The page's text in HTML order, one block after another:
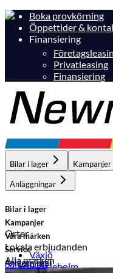
Boka provkörning
Öppettider &
Finansiering
Privatleasing
Finansiering
Bilar i lager Kampanjer
Anläggningar
Bilar i lager
Orter
Växjö
Hässleholm
Kampanjer
Lokala erbjudanden
Hässleholm
Våra märken
Alla märken
Service
Anläggningar
Sälj din bil